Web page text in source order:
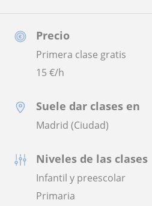
Precio
Primera clase gratis
15€/h
Suele dar clases en
Madrid (Ciudad)
Niveles de las clases
Infantil y preescolar
Primaria